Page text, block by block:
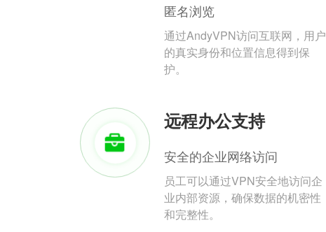
匿名浏览
通过AndyVPN访问互联网，用户
的真实身份和位置信息得到保
护。
远程办公支持
安全的企业网络访问
员工可以通过VPN安全地访问企
业内部资源，确保数据的机密性
和完整性。